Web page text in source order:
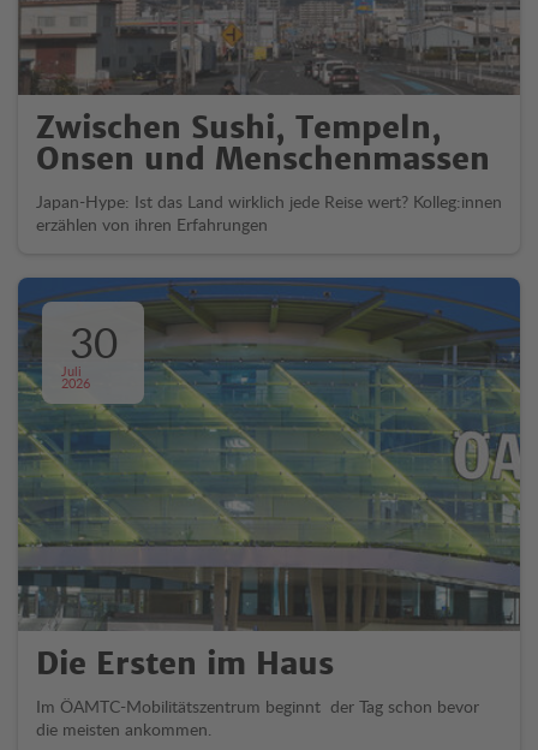
Zwischen Sushi, Tempeln,
Onsen und Menschenmassen
Japan-Hype: Ist das Land wirklich jede Reise wert? Kolleg:innen
erzählen von ihren Erfahrungen
30
Juli
2026
Die Ersten im Haus
Im ÖAMTC-Mobilitätszentrum beginnt der Tag schon bevor
die meisten ankommen.